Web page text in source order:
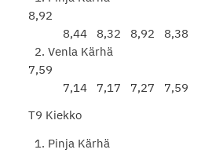
8,92
8,44 8,32 8,92 8,38
2. Venla Kärhä
7,59
7,14 7,17 7,27 7,59
T9 Kiekko
1. Pinja Kärhä